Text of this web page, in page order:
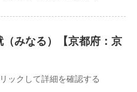
みなる）【京都府：京
クして詳細を確認する